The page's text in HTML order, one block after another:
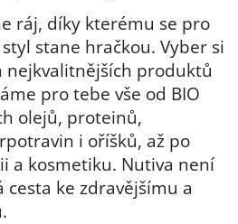
ráj, díky kterému se pro
stane hračkou. Vyber si
nejkvalitnějších produktů
pro tebe vše od BIO
olejů, proteinů,
i oříšků, až po
a kosmetiku. Nutiva není
cesta ke zdravějšímu a